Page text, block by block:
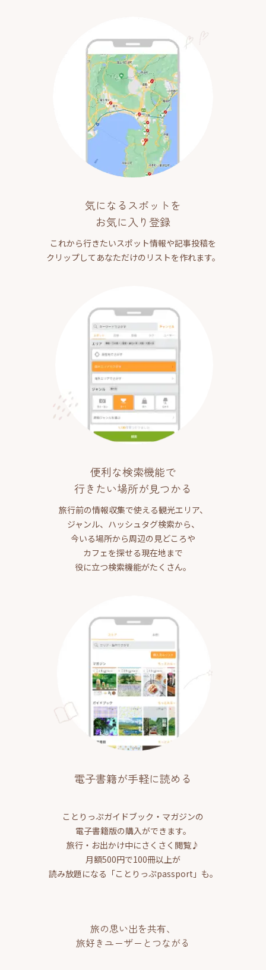
気になるスポットを
お気に入り登録
これから行きたいスポット情報や記事投稿を
クリップしてあなただけのリストを作れます。
便利な検索機能で
行きたい場所が見つかる
旅行前の情報収集で使える観光エリア、
ジャンル、ハッシュタグ検索から、
今いる場所から周辺の見どころや
カフェを探せる現在地まで
役に立つ検索機能がたくさん。
電子書籍が手軽に読める
ことりっぷガイドブック・マガジンの
電子書籍版の購入ができます。
旅行・お出かけ中にさくさく閲覧♪
月額500円で100冊以上が
読み放題になる「ことりっぷpassport」も。
旅の思い出を共有、
旅好きユーザーとつながる